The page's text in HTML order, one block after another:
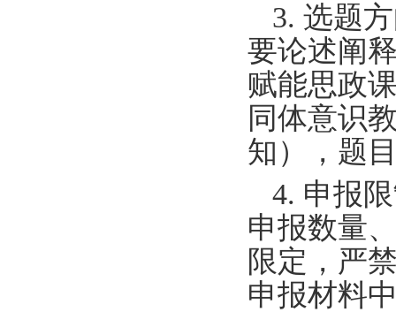
3. 选题
要论述阐
赋能思政
同体意识
知），题
4. 申报
申报数量
限定，严
申报材料